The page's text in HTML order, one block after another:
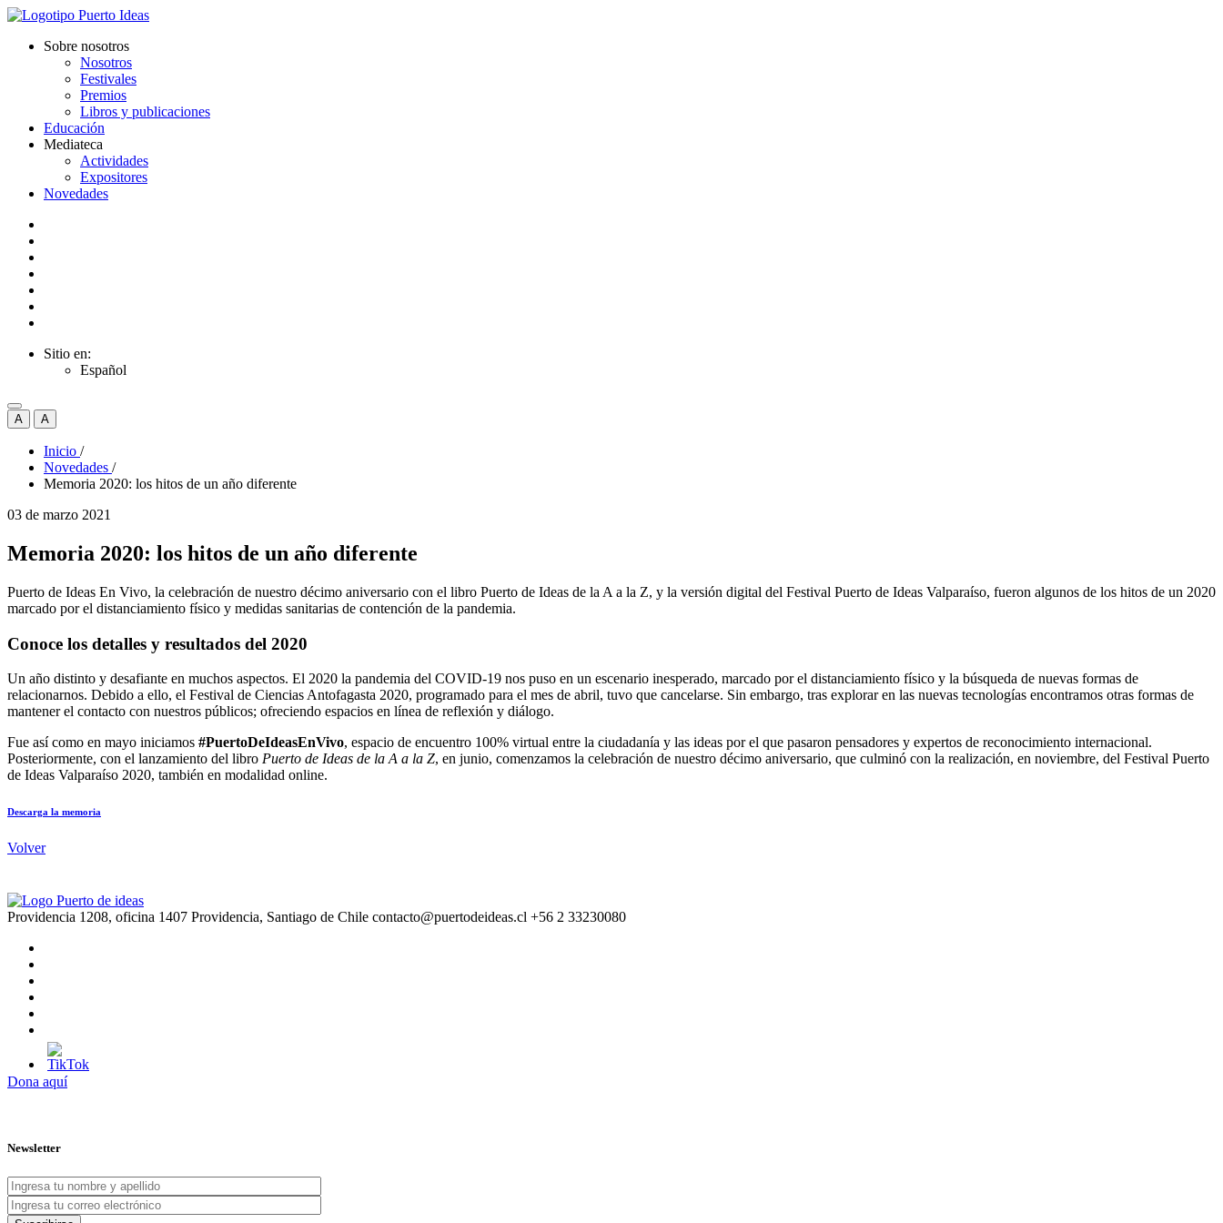
Sobre nosotros
Nosotros
Festivales
Premios
Libros y publicaciones
Educación
Mediateca
Actividades
Expositores
Novedades
Sitio en:
Español
A A
Inicio /
Novedades /
Memoria 2020: los hitos de un año diferente
03 de marzo 2021
Memoria 2020: los hitos de un año diferente
Puerto de Ideas En Vivo, la celebración de nuestro décimo aniversario con el libro Puerto de Ideas de la A a la Z, y la versión digital del Festival Puerto de Ideas Valparaíso, fueron algunos de los hitos de un 2020
marcado por el distanciamiento físico y medidas sanitarias de contención de la pandemia.
Conoce los detalles y resultados del 2020
Un año distinto y desafiante en muchos aspectos. El 2020 la pandemia del COVID-19 nos puso en un escenario inesperado, marcado por el distanciamiento físico y la búsqueda de nuevas formas de
relacionarnos. Debido a ello, el Festival de Ciencias Antofagasta 2020, programado para el mes de abril, tuvo que cancelarse. Sin embargo, tras explorar en las nuevas tecnologías encontramos otras formas de
mantener el contacto con nuestros públicos; ofreciendo espacios en línea de reflexión y diálogo.
Fue así como en mayo iniciamos #PuertoDeIdeasEnVivo, espacio de encuentro 100% virtual entre la ciudadanía y las ideas por el que pasaron pensadores y expertos de reconocimiento internacional.
Posteriormente, con el lanzamiento del libro Puerto de Ideas de la A a la Z, en junio, comenzamos la celebración de nuestro décimo aniversario, que culminó con la realización, en noviembre, del Festival Puerto
de Ideas Valparaíso 2020, también en modalidad online.
Descarga la memoria
Volver
Providencia 1208, oficina 1407 Providencia, Santiago de Chile contacto@puertodeideas.cl +56 2 33230080
Dona aquí
Newsletter